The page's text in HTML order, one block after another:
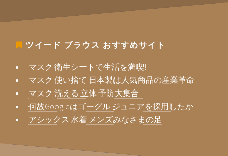
ツイード ブラウス おすすめサイト
マスク 衛生シートで生活を満喫!
マスク 使い捨て 日本製は人気商品の産業革命
マスク 洗える 立体 予防大集合!!
何故Googleはゴーグル ジュニアを採用したか
アシックス 水着 メンズみなさまの足